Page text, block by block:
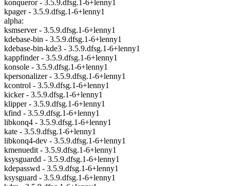
konqueror - 3.5.9.dfsg.1-6+lenny1
kpager - 3.5.9.dfsg.1-6+lenny1
alpha:
ksmserver - 3.5.9.dfsg.1-6+lenny1
kdebase-bin - 3.5.9.dfsg.1-6+lenny1
kdebase-bin-kde3 - 3.5.9.dfsg.1-6+lenny1
kappfinder - 3.5.9.dfsg.1-6+lenny1
konsole - 3.5.9.dfsg.1-6+lenny1
kpersonalizer - 3.5.9.dfsg.1-6+lenny1
kcontrol - 3.5.9.dfsg.1-6+lenny1
kicker - 3.5.9.dfsg.1-6+lenny1
klipper - 3.5.9.dfsg.1-6+lenny1
kfind - 3.5.9.dfsg.1-6+lenny1
libkonq4 - 3.5.9.dfsg.1-6+lenny1
kate - 3.5.9.dfsg.1-6+lenny1
libkonq4-dev - 3.5.9.dfsg.1-6+lenny1
kmenuedit - 3.5.9.dfsg.1-6+lenny1
ksysguardd - 3.5.9.dfsg.1-6+lenny1
kdepasswd - 3.5.9.dfsg.1-6+lenny1
ksysguard - 3.5.9.dfsg.1-6+lenny1